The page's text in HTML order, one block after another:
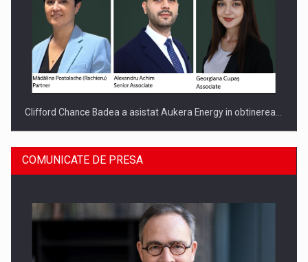
Clifford Chance Badea a asistat Aukera Energy in obtinerea…
COMUNICATE DE PRESA